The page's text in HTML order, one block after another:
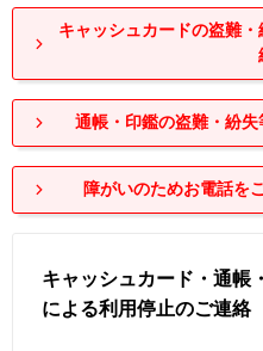
キャッシュカードの盗難
通帳・印鑑の盗難・紛
障がいのためお電話を
キャッシュカード・通帳
による利用停止のご連絡